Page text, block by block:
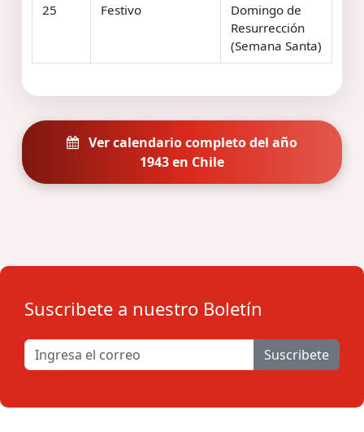
25 Festivo
Domingo de
Resurrección
(Semana Santa)
Ver calendario completo del año
1943 en Chile
Suscribete a nuestro Boletín
Suscribete